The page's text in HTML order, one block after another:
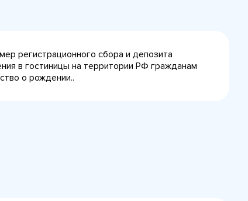
регистрационного сбора и депозита
в гостиницы на территории РФ гражданам
о рождении..